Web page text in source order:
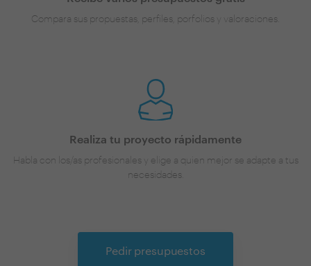
Compara sus propuestas, perfiles, porfolios y valoraciones.
Realiza tu proyecto rápidamente
Habla con los/as profesionales y elige a quien mejor se adapte a tus
necesidades.
Pedir presupuestos